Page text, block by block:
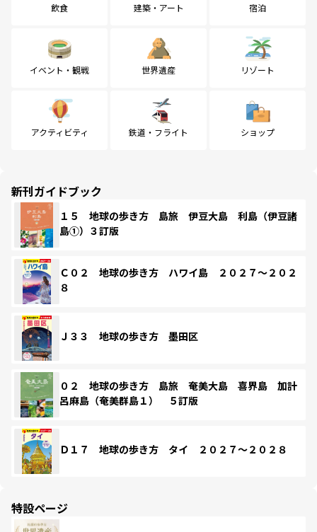
飲食 建築・アート 宿泊
イベント・観戦 世界遺産 リゾート
アクティビティ 鉄道・フライト ショップ
新刊ガイドブック
１５ 地球の歩き方 島旅 伊豆大島 利島（伊豆諸
島①）３訂版
Ｃ０２ 地球の歩き方 ハワイ島 ２０２７～２０２
８
Ｊ３３ 地球の歩き方 墨田区
０２ 地球の歩き方 島旅 奄美大島 喜界島 加計
呂麻島（奄美群島１） ５訂版
Ｄ１７ 地球の歩き方 タイ ２０２７～２０２８
特設ページ